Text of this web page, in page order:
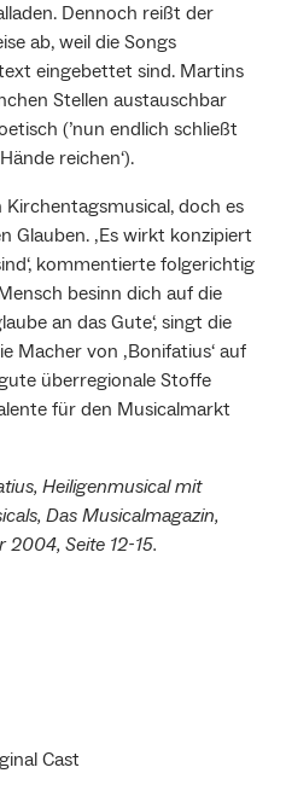
Dennoch reißt der
ab, weil die Songs
eingebettet sind. Martins
Stellen austauschbar
(’nun endlich schließt
reichen‘).
Kirchentagsmusical, doch es
Glauben. ‚Es wirkt konzipiert
kommentierte folgerichtig
besinn dich auf die
an das Gute‘, singt die
Macher von ‚Bonifatius‘ auf
überregionale Stoffe
für den Musicalmarkt
Heiligenmusical mit
Das Musicalmagazin,
Seite 12-15.
Cast